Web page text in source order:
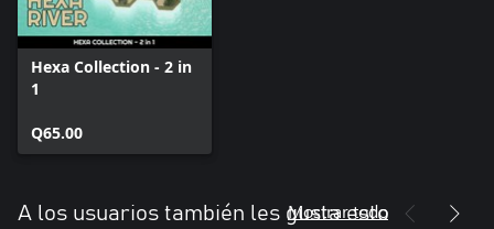
Hexa Collection - 2 in
1
Q65.00
A los usuarios también les gusta esto
Mostrar todo